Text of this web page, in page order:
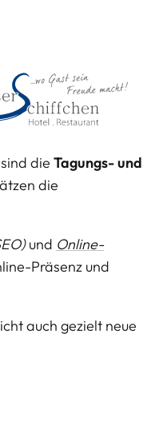
sind dieTagungs- und
die
und Online-
Präsenz und
auch gezielt neue